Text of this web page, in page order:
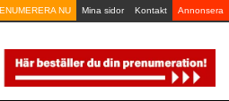
NU Mina sidor Kontakt Annonsera